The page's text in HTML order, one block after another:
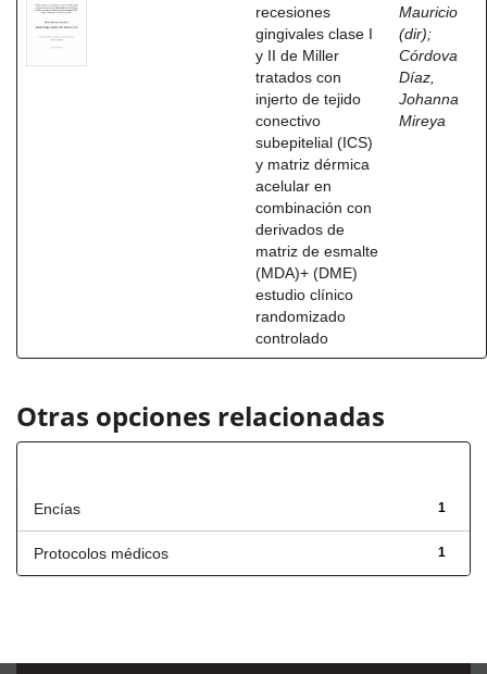
recesiones
gingivales clase I
y II de Miller
tratados con
injerto de tejido
conectivo
subepitelial (ICS)
y matriz dérmica
acelular en
combinación con
derivados de
matriz de esmalte
(MDA)+ (DME)
estudio clínico
randomizado
controlado
Mauricio
(dir);
Córdova
Díaz,
Johanna
Mireya
Otras opciones relacionadas
1
Encías
1
Protocolos médicos